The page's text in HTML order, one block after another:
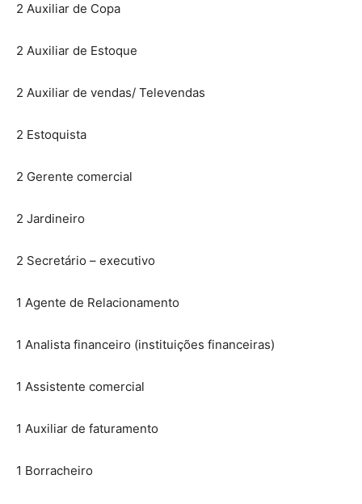
2 Auxiliar de Copa
2 Auxiliar de Estoque
2 Auxiliar de vendas/ Televendas
2 Estoquista
2 Gerente comercial
2 Jardineiro
2 Secretário – executivo
1 Agente de Relacionamento
1 Analista financeiro (instituições financeiras)
1 Assistente comercial
1 Auxiliar de faturamento
1 Borracheiro